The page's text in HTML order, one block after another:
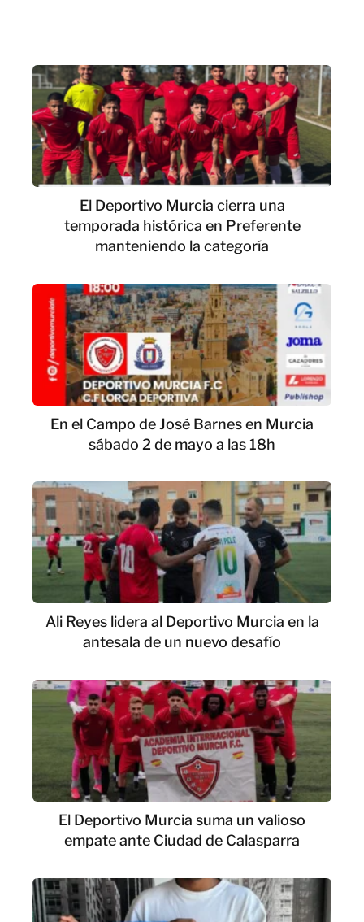
El Deportivo Murcia cierra una
temporada histórica en Preferente
manteniendo la categoría
En el Campo de José Barnes en Murcia
sábado 2 de mayo a las 18h
Ali Reyes lidera al Deportivo Murcia en la
antesala de un nuevo desafío
El Deportivo Murcia suma un valioso
empate ante Ciudad de Calasparra